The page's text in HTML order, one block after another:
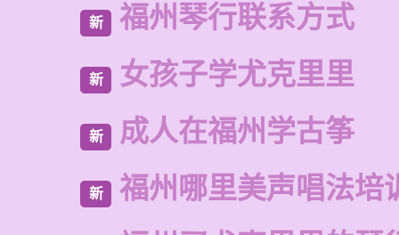
新 福州琴行联系方式
新 女孩子学尤克里里
新 成人在福州学古筝
新
福州哪里美声唱法培